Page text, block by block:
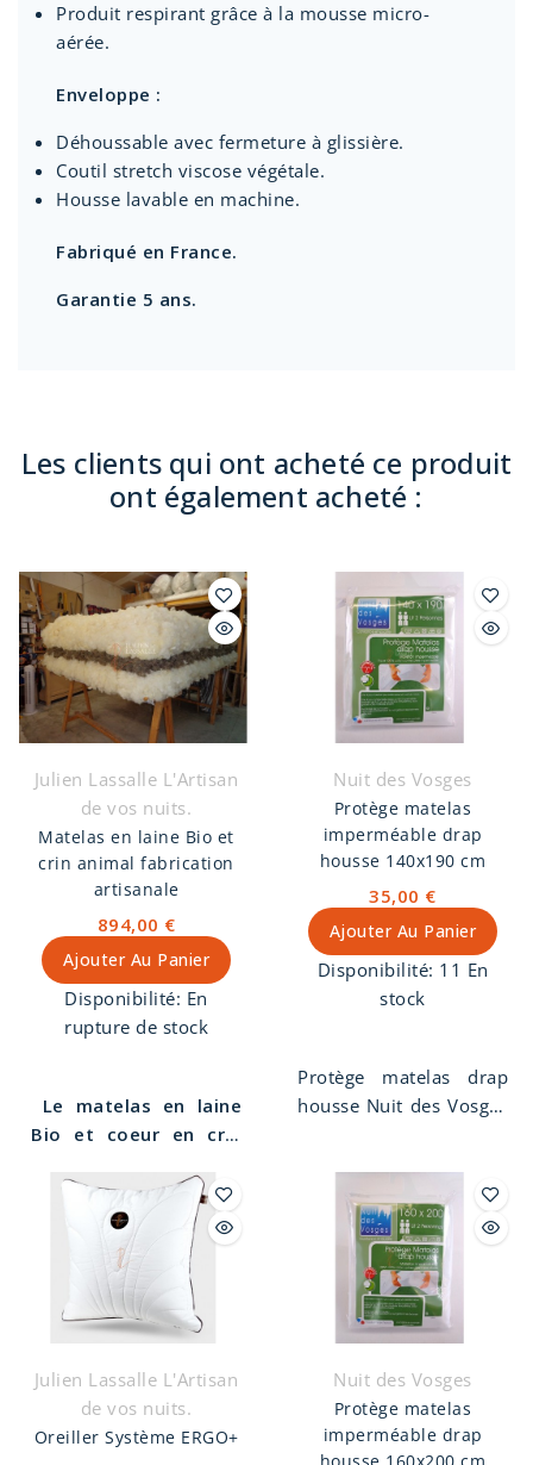
Produit respirant grâce à la mousse micro-
aérée.
Enveloppe :
Déhoussable avec fermeture à glissière.
Coutil stretch viscose végétale.
Housse lavable en machine.
Fabriqué en France.
Garantie 5 ans.
Les clients qui ont acheté ce produit
ont également acheté :
Julien Lassalle L'Artisan
de vos nuits.
Matelas en laine Bio et
crin animal fabrication
artisanale
894,00 €
Ajouter Au Panier
Disponibilité: En
rupture de stock
Le matelas en laine
Bio et coeur en crin
plus ferme et plus
Il est f
abriqué
artisanalement et à la
dans notre atelier
de tapissier décorateur
à Die dans la Drôme.
écologique et
éthique . Laine issue de
la variété des moutons
Nuit des Vosges
Protège matelas
imperméable drap
housse 140x190 cm
35,00 €
Ajouter Au Panier
Disponibilité: 11 En
stock
Protège matelas drap
housse Nuit des Vosges
100% coton
contrecollée
imperméable.
Julien Lassalle L'Artisan
de vos nuits.
Oreiller Système ERGO+
Nuit des Vosges
Protège matelas
imperméable drap
housse 160x200 cm